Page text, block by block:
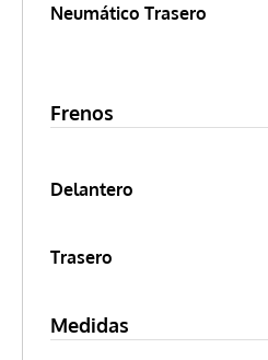
Neumático Trasero
Frenos
Delantero
Trasero
Medidas